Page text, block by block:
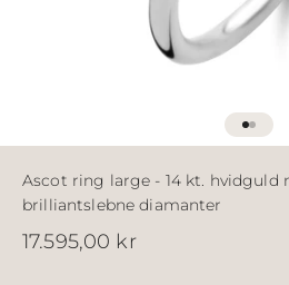
Gå til
Gå
Ascot ring large - 14 kt. hvidguld
brilliantslebne diamanter
Salgspris
17.595,00 kr